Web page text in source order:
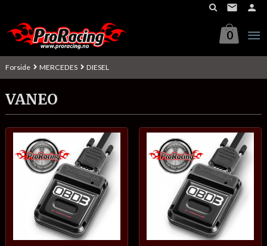
innholdet
0
Forside MERCEDES DIESEL
VANEO